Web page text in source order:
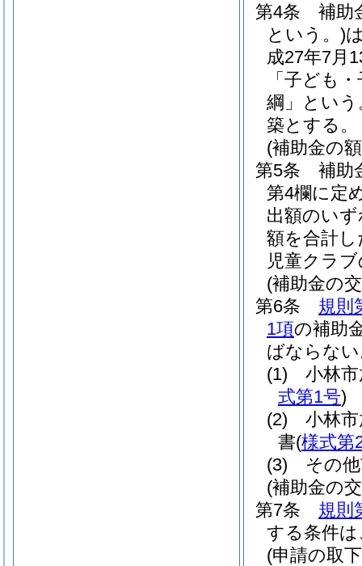
第4条
補助
という。)
成27年7月
「子ども
綱」という
築とする。
(補助金の
第5条
補助
第4欄に定
出額のい
額を合計
児童クラ
(補助金の
第6条
規則
1項の補助
ばならな
(1)
小林
式第1号)
(2)
小林
書(様式第
(3)
その
(補助金の
第7条
規則
する条件
(申請の取